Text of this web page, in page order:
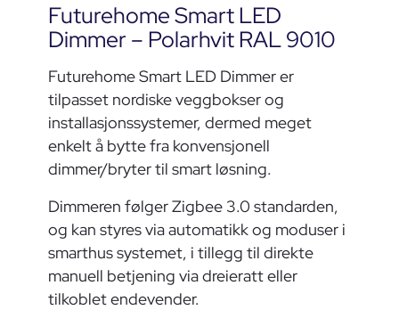
Futurehome Smart LED
Dimmer – Polarhvit RAL 9010
Futurehome Smart LED Dimmer er
tilpasset nordiske veggbokser og
installasjonssystemer, dermed meget
enkelt å bytte fra konvensjonell
dimmer/bryter til smart løsning.
Dimmeren følger Zigbee 3.0 standarden,
og kan styres via automatikk og moduser i
smarthus systemet, i tillegg til direkte
manuell betjening via dreieratt eller
tilkoblet endevender.